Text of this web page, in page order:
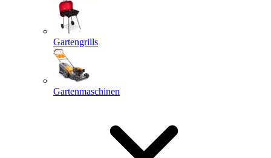
Gartengrills
Gartenmaschinen